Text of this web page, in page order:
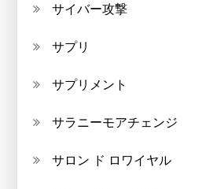
サイバー攻撃
サプリ
サプリメント
サラニーモアチェンジ
サロン ド ロワイヤル